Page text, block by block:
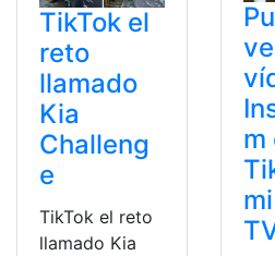
TikTok el
reto
llamado
Kia
Challeng
e
TikTok el reto
llamado Kia
m